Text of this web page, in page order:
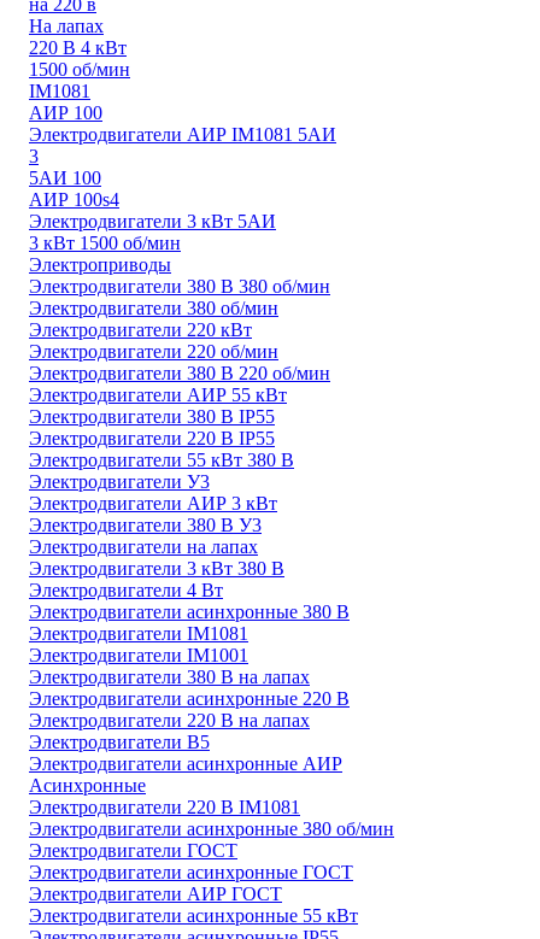
На лапах
220 В 4 кВт
1500 об/мин
IM1081
АИР 100
Электродвигатели АИР IM1081 5АИ
3
5АИ 100
АИР 100s4
Электродвигатели 3 кВт 5АИ
3 кВт 1500 об/мин
Электроприводы
Электродвигатели 380 В 380 об/мин
Электродвигатели 380 об/мин
Электродвигатели 220 кВт
Электродвигатели 220 об/мин
Электродвигатели 380 В 220 об/мин
Электродвигатели АИР 55 кВт
Электродвигатели 380 В IP55
Электродвигатели 220 В IP55
Электродвигатели 55 кВт 380 В
Электродвигатели У3
Электродвигатели АИР 3 кВт
Электродвигатели 380 В У3
Электродвигатели на лапах
Электродвигатели 3 кВт 380 В
Электродвигатели 4 Вт
Электродвигатели асинхронные 380 В
Электродвигатели IM1081
Электродвигатели IM1001
Электродвигатели 380 В на лапах
Электродвигатели асинхронные 220 В
Электродвигатели 220 В на лапах
Электродвигатели В5
Электродвигатели асинхронные АИР
Асинхронные
Электродвигатели 220 В IM1081
Электродвигатели асинхронные 380 об/мин
Электродвигатели ГОСТ
Электродвигатели асинхронные ГОСТ
Электродвигатели АИР ГОСТ
Электродвигатели асинхронные 55 кВт